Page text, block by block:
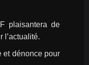
plaisantera de
l’actualité.
et dénonce pour